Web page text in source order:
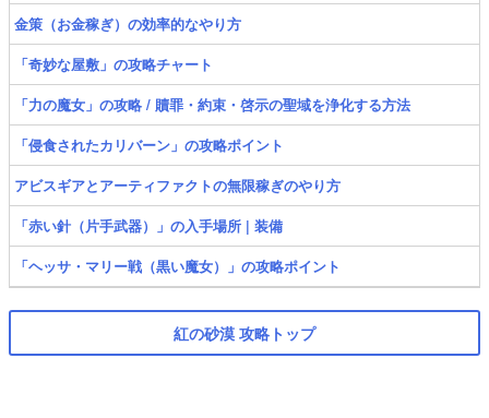
金策（お金稼ぎ）の効率的なやり方
「奇妙な屋敷」の攻略チャート
「力の魔女」の攻略 / 贖罪・約束・啓示の聖域を浄化する方法
「侵食されたカリバーン」の攻略ポイント
アビスギアとアーティファクトの無限稼ぎのやり方
「赤い針（片手武器）」の入手場所 | 装備
「ヘッサ・マリー戦（黒い魔女）」の攻略ポイント
紅の砂漠 攻略トップ